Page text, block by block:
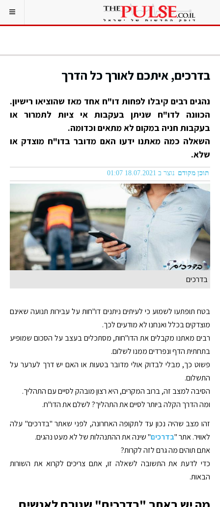
בדרכים, איתכם לאורך כל הדרך
נהגים רבים קיבלו לפחות דו"ח אחד מאז שהוציאו רישיון.
הכוונה לדו"ח שניתן בעקבות אי ציות לתמרור או
בעקבות חניה במקום לא מתאים וכדומה.
השאלה כמה מאתנו ידעו האם מדובר בדו"ח מוצדק או
שלא.
תוכן מקודם נוצר ב 18.07.2021 01:07
בדרכים
בטח תופתעו לשמוע כי לעיתים ניתנים דו"חות על עבירות תנועה שאינם
מוצדקים בכלל ואנחנו לא מודעים לכך.
רבים מאתנו מקבלים את הדו"חות, מסתכלים בעצב על הסכום שמופיע
בתחתית הדף ונפרדים ממנו לשלום.
פשוט כך, מבלי לבדוק אולי מדובר בטעות או האם יש דרך לערער על
התשלום.
הסיבה למצב זה, ברוב המקרים, היא רצון מובהק לסיים עם התהליך.
ומה הדרך הקלה ביותר לסיים את התהליך? לשלם את הדו"ח.
זהו מצב שהיה נכון עד לתקופה האחרונה, לפני שאתר "בדרכים" עלה
לאוויר. אתר "בדרכים" שינה את ההתנהלות של לא מעט נהגים.
אתם תוהים מה גרם לזה לקרות?
כדי לדעת את התשובה לשאלה זו, אתם צריכים לקרוא את השורות
הבאות.